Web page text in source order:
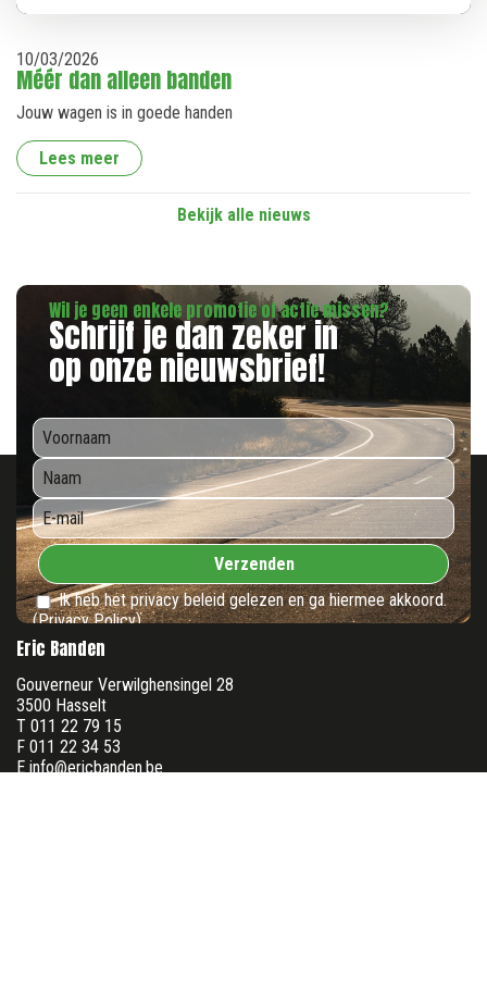
10/03/2026
Méér dan alleen banden
Jouw wagen is in goede handen
Lees meer
Bekijk alle nieuws
Wil je geen enkele promotie of actie missen?
Schrijf je dan zeker in
op onze nieuwsbrief!
*
*
*
Ik heb het privacy beleid gelezen en ga hiermee akkoord.
(Privacy Policy)
Verzenden
Eric Banden
Gouverneur Verwilghensingel 28
3500 Hasselt
T 011 22 79 15
F 011 22 34 53
E info@ericbanden.be